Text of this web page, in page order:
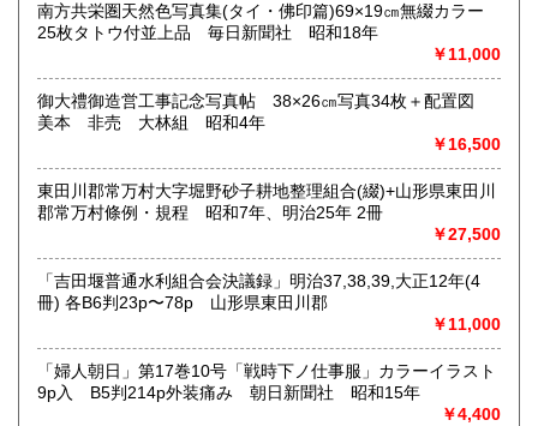
取り扱い分野
古典籍、近代文献、趣味、サブカルチャー、古書一般（その
和本・開拓/植民資料・戦時資料・文学一般・詩歌句集・児童
書 ・児童資料・芸能/サブカル・広告資料・ポスター・版画/
刷り物 ・絵葉書・双六・地図/鳥瞰図
南方共栄圏天然色写真集(タイ・佛印篇)69×19㎝無綴カラー
25枚タトウ付並上品 毎日新聞社 昭和18年
￥11,000
御大禮御造営工事記念写真帖 38×26㎝写真34枚＋配置図
美本 非売 大林組 昭和4年
￥16,500
東田川郡常万村大字堀野砂子耕地整理組合(綴)+山形県東田川
郡常万村條例・規程 昭和7年、明治25年 2冊
￥27,500
「吉田堰普通水利組合会決議録」明治37,38,39,大正12年(4
冊) 各B6判23p〜78p 山形県東田川郡
￥11,000
「婦人朝日」第17巻10号「戦時下ノ仕事服」カラーイラスト
9p入 B5判214p外装痛み 朝日新聞社 昭和15年
￥4,400